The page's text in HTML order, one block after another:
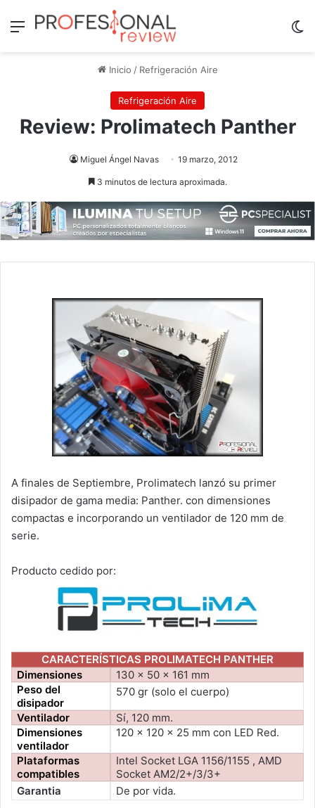
Menú
Inicio / Refrigeración Aire
Refrigeración Aire
Review: Prolimatech Panther
Miguel Ángel Navas 19 marzo, 2012
3 minutos de lectura aproximada.
A finales de Septiembre, Prolimatech lanzó su primer
disipador de gama media: Panther. con dimensiones
compactas e incorporando un ventilador de 120 mm de
serie.
Producto cedido por:
CARACTERÍSTICAS PROLIMATECH PANTHER
Dimensiones
130 x 50 x 161 mm
Peso del
disipador
570 gr (solo el cuerpo)
Ventilador
Sí, 120 mm.
Dimensiones
ventilador
120 x 120 x 25 mm con LED Red.
Plataformas
compatibles
Intel Socket LGA 1156/1155 , AMD
Socket AM2/2+/3/3+
Garantia
De por vida.